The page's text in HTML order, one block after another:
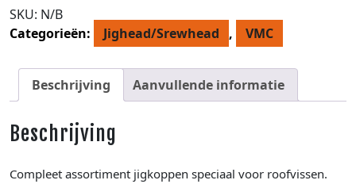
SKU: N/B
Categorieën:
Jighead/Srewhead , VMC
Beschrijving Aanvullende informatie
Beschrijving
Compleet assortiment jigkoppen speciaal voor roofvissen.